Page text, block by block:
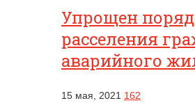
Упрощен
расселения
аварийного
15 мая, 2021 162